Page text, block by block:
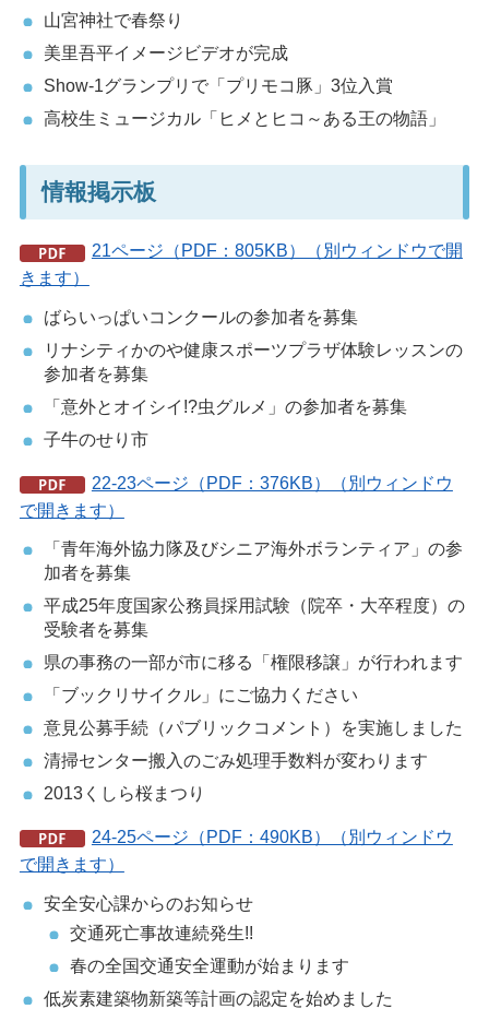
山宮神社で春祭り
美里吾平イメージビデオが完成
Show-1グランプリで「プリモコ豚」3位入賞
高校生ミュージカル「ヒメとヒコ～ある王の物語」
情報掲示板
21ページ（PDF：805KB）（別ウィンドウで開
きます）
ばらいっぱいコンクールの参加者を募集
リナシティかのや健康スポーツプラザ体験レッスンの
参加者を募集
「意外とオイシイ!?虫グルメ」の参加者を募集
子牛のせり市
22-23ページ（PDF：376KB）（別ウィンドウ
で開きます）
「青年海外協力隊及びシニア海外ボランティア」の参
加者を募集
平成25年度国家公務員採用試験（院卒・大卒程度）の
受験者を募集
県の事務の一部が市に移る「権限移譲」が行われます
「ブックリサイクル」にご協力ください
意見公募手続（パブリックコメント）を実施しました
清掃センター搬入のごみ処理手数料が変わります
2013くしら桜まつり
24-25ページ（PDF：490KB）（別ウィンドウ
で開きます）
安全安心課からのお知らせ
交通死亡事故連続発生!!
春の全国交通安全運動が始まります
低炭素建築物新築等計画の認定を始めました